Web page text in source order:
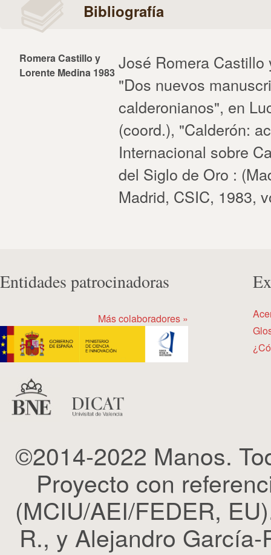
Bibliografía
Romera Castillo y
Lorente Medina 1983 José Romera
"Dos nuevos
calderonianos", en
(coord.), "Calderón:
Internacional sobre
del Siglo de Oro :
Madrid, CSIC, 1983,
Entidades patrocinadoras
Más colaboradores »
©2014-2022 Manos.
Proyecto con
(MCIU/AEI/FEDER,
R., y Alejandro